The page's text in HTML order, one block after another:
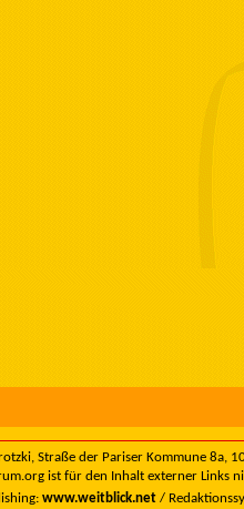
Straße der Pariser Kommune
ist für den Inhalt externer Links
www.weitblick.net /